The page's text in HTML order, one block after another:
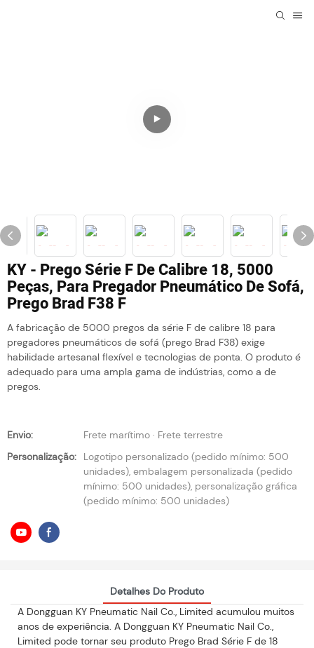
KY - Prego Série F De Calibre 18, 5000
Peças, Para Pregador Pneumático De Sofá,
Prego Brad F38 F
A fabricação de 5000 pregos da série F de calibre 18 para
pregadores pneumáticos de sofá (prego Brad F38) exige
habilidade artesanal flexível e tecnologias de ponta. O produto é
adequado para uma ampla gama de indústrias, como a de
pregos.
Envio:
Frete marítimo · Frete terrestre
Personalização:
Logotipo personalizado (pedido mínimo: 500
unidades), embalagem personalizada (pedido
mínimo: 500 unidades), personalização gráfica
(pedido mínimo: 500 unidades)
Detalhes Do Produto
A Dongguan KY Pneumatic Nail Co., Limited acumulou muitos
anos de experiência. A Dongguan KY Pneumatic Nail Co.,
Limited pode tornar seu produto Prego Brad Série F de 18